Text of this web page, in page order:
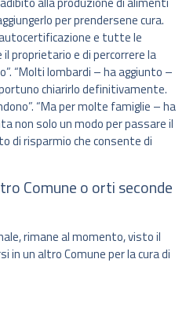
per prendersene cura.
e tutte le
proprietario e di percorrere la
“Molti lombardi – ha aggiunto –
chiarirlo definitivamente.
“Ma per molte famiglie – ha
non solo un modo per passare il
di risparmio che consente di
Comune o orti seconde
rimane al momento, visto il
in un altro Comune per la cura di